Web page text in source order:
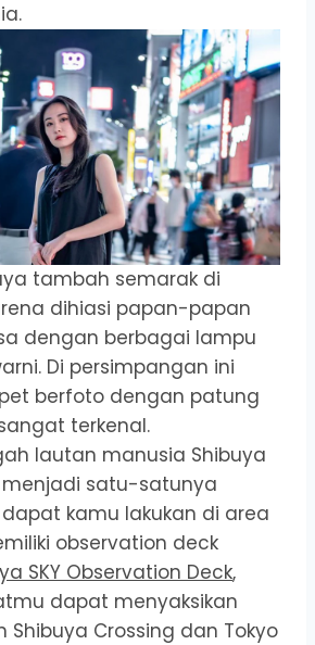
tambah semarak di
dihiasi papan-papan
dengan berbagai lampu
Di persimpangan ini
berfoto dengan patung
terkenal.
lautan manusia Shibuya
menjadi satu-satunya
kamu lakukan di area
observation deck
SKY Observation Deck,
dapat menyaksikan
Crossing dan Tokyo